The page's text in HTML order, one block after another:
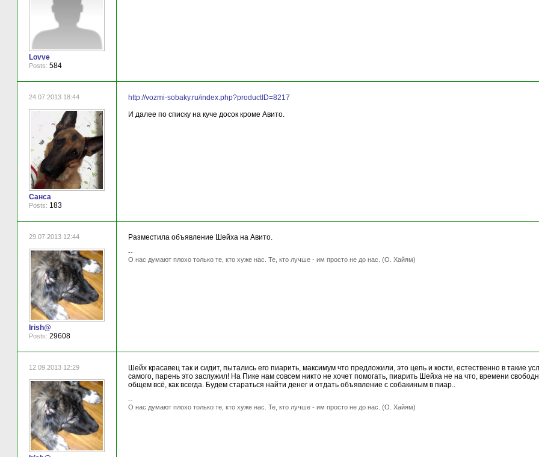
Lovve
Posts: 584
24.07.2013 18:44
Санса
Posts: 183
http://vozmi-sobaky.ru/index.php?productID=8217
И далее по списку на куче досок кроме Авито.
29.07.2013 12:44
Irish@
Posts: 29608
Разместила объявление Шейха на Авито.
--
О нас думают плохо только те, кто хуже нас. Те, кто лучше - им просто не до нас. (О. Хайям)
12.09.2013 12:29
Шейх красавец так и сидит, пытались его пиарить, максимум что предложили, это цепь и кости, естественно в такие
самого, парень это заслужил! На Пике нам совсем никто не хочет помогать, пиарить Шейха не на что, времени
общем всё, как всегда. Будем стараться найти денег и отдать объявление с собакиным в пиар..
--
О нас думают плохо только те, кто хуже нас. Те, кто лучше - им просто не до нас. (О. Хайям)